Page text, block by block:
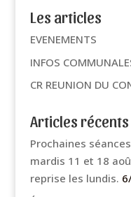
Les articles
EVENEMENTS
INFOS
CR REUNION DU
Articles récents
Prochaines
mardis 11 et 18
reprise les lundis.